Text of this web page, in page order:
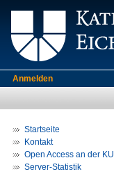
Anmelden
Startseite
Kontakt
Open Access an der KU
Server-Statistik